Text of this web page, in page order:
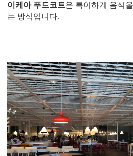
이케아 푸드코트은 특이하게 음식
는 방식입니다.